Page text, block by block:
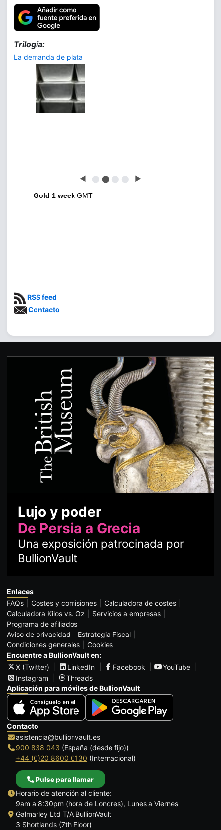
Trilogía:
La demanda de plata
◀ ⬤ ⬤ ⬤ ⬤ ▶
Gold 1 week GMT
RSS feed
Contacto
Lujo y poder
De Persia a Grecia
Una exposición patrocinada por
BullionVault
Enlaces
FAQs
Costes y comisiones
Calculadora de costes
Calculadora Kilos vs. Oz
Servicios a empresas
Programa de afiliados
Aviso de privacidad
Estrategia Fiscal
Condiciones generales
Cookies
Encuentre a BullionVault en:
X (Twitter)
LinkedIn Facebook
YouTube
Instagram
Threads
Aplicación para móviles de BullionVault
Contacto
asistencia@bullionvault.es
900 838 043 (España (desde fijo))
+44 (0)20 8600 0130 (Internacional)
Pulse para llamar
Horario de atención al cliente:
9am a 8:30pm (hora de Londres), Lunes a Viernes
Galmarley Ltd T/A BullionVault
3 Shortlands (7th Floor)